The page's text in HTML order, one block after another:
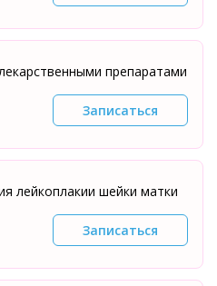
препаратами
Записаться
лейкоплакии шейки матки
Записаться